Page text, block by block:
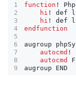
function !
hi ! def
hi ! def
endfunction
augroup
autocmd !
autocmd
augroup
END